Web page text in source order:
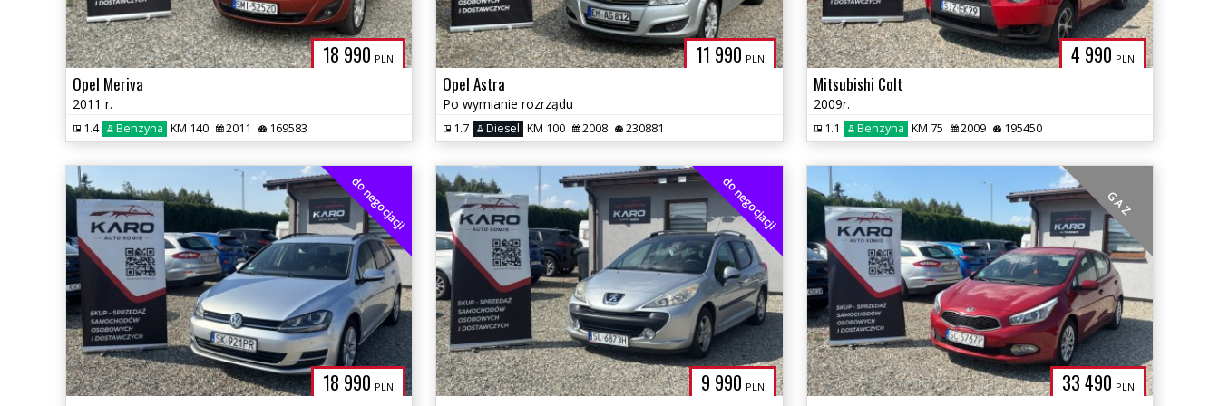
18 990 PLN
Opel Meriva
2011 r.
1.4 Benzyna KM 140 2011 169583
11 990 PLN
Opel Astra
Po wymianie rozrządu
1.7 Diesel KM 100 2008 230881
4 990 PLN
Mitsubishi Colt
2009r.
1.1 Benzyna KM 75 2009 195450
18 990 PLN
do negocjacji
9 990 PLN
do negocjacji
33 490 PLN
G A Z